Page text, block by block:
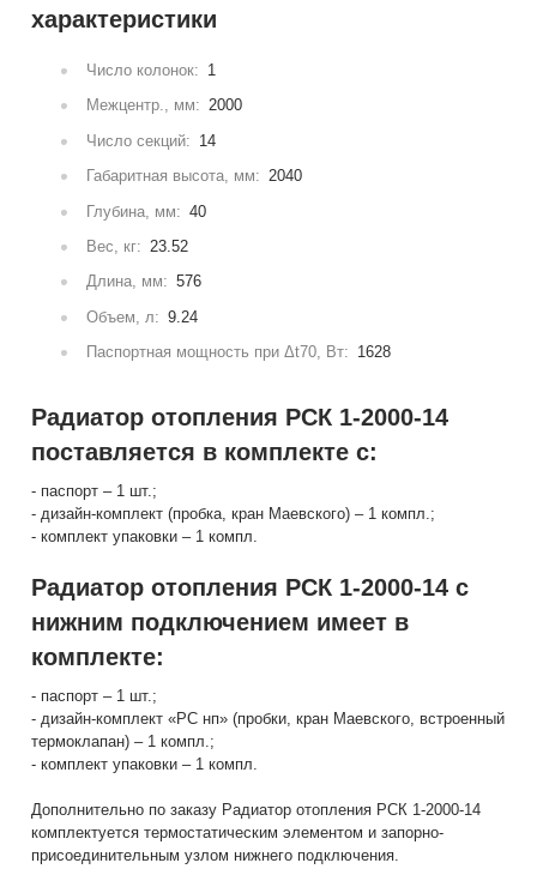
характеристики
Число колонок: 1
Межцентр., мм: 2000
Число секций: 14
Габаритная высота, мм: 2040
Глубина, мм: 40
Вес, кг: 23.52
Длина, мм: 576
Объем, л: 9.24
Паспортная мощность при Δt70, Вт: 1628
Радиатор отопления РСК 1-2000-14
поставляется в комплекте с:
- паспорт – 1 шт.;
- дизайн-комплект (пробка, кран Маевского) – 1 компл.;
- комплект упаковки – 1 компл.
Радиатор отопления РСК 1-2000-14 с
нижним подключением имеет в
комплекте:
- паспорт – 1 шт.;
- дизайн-комплект «РС нп» (пробки, кран Маевского, встроенный
термоклапан) – 1 компл.;
- комплект упаковки – 1 компл.
Дополнительно по заказу Радиатор отопления РСК 1-2000-14
комплектуется термостатическим элементом и запорно-
присоединительным узлом нижнего подключения.